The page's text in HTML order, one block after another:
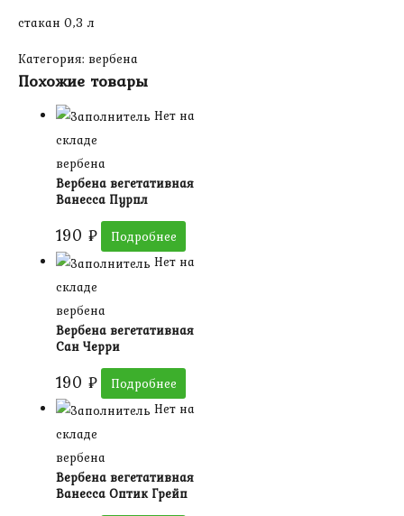
стакан 0,3 л
Категория: вербена
Похожие товары
Нет на
складе
вербена
Вербена вегетативная
Ванесса Пурпл
190 ₽
Подробнее
Нет на
складе
вербена
Вербена вегетативная
Сан Черри
190 ₽
Подробнее
Нет на
складе
вербена
Вербена вегетативная
Ванесса Оптик Грейп